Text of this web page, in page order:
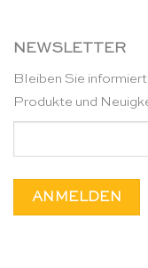
NEWSLETTER
Bleiben Sie
Produkte und